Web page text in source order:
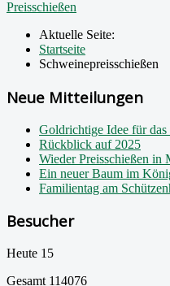
Preisschießen
Aktuelle Seite:
Startseite
Schweinepreisschießen
Neue Mitteilungen
Goldrichtige Idee für das
Rückblick auf 2025
Wieder Preisschießen in
Ein neuer Baum im
Familientag am
Besucher
Heute 15
Gesamt 114076